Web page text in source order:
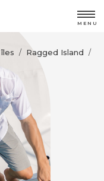
MENU
îles / Ragged Island /